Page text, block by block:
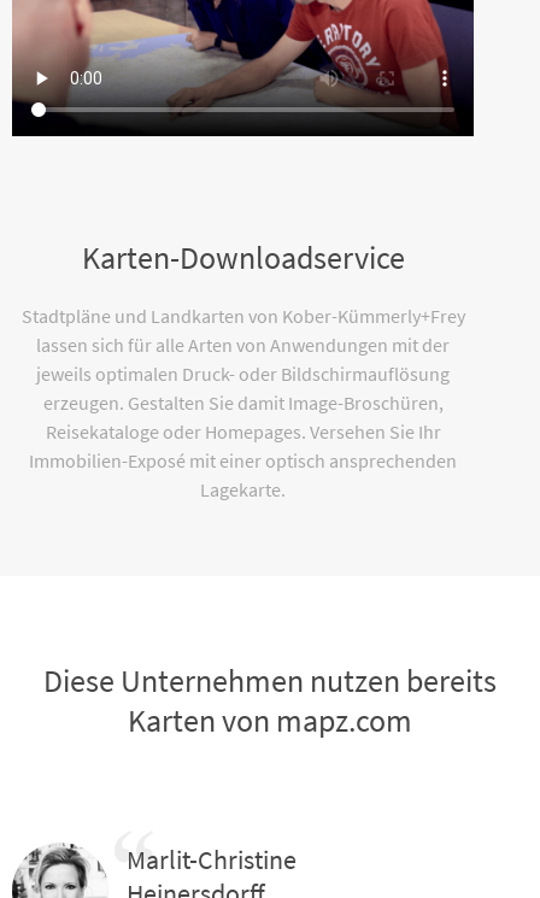
Karten-Downloadservice
Stadtpläne und Landkarten von Kober-Kümmerly+Frey
lassen sich für alle Arten von Anwendungen mit der
jeweils optimalen Druck- oder Bildschirmauflösung
erzeugen. Gestalten Sie damit Image-Broschüren,
Reisekataloge oder Homepages. Versehen Sie Ihr
Immobilien-Exposé mit einer optisch ansprechenden
Lagekarte.
Diese Unternehmen nutzen bereits
Karten von mapz.com
Marlit-Christine